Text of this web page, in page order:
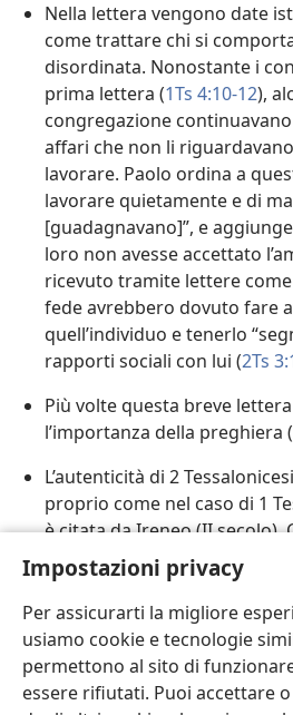
Impostazioni privacy
Per assicurarti la migliore
usiamo cookie e tecnologie
permettono al sito di
essere rifiutati. Puoi accettare
Nella lettera vengono date
come trattare chi si
disordinata. Nonostante i
prima lettera (1Ts 4:10-12),
congregazione
affari che non li
lavorare. Paolo ordina a
lavorare quietamente e di
[guadagnavano]”, e
loro non avesse accettato
ricevuto tramite lettere
fede avrebbero dovuto fare
quell’individuo e tenerlo
rapporti sociali con lui (2Ts
Più volte questa breve
l’importanza della preghiera (
L’autenticità di 2
proprio come nel caso di 1
è citata da Ireneo (II secolo),
e Tertulliano (entrambi del
Giustino Martire(II secolo),
riferisce a2Ts 2:3quando
dell’illegalità [o “del
2 Tessalonicesi compaiono
antichi delle Scritture ispirate.